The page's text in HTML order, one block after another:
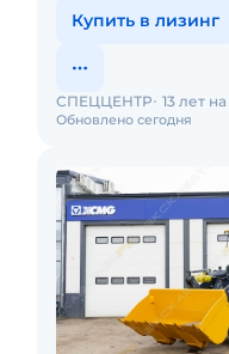
Купить в лизинг
Обновлено сегодня
СПЕЦЦЕНТР 13 лет